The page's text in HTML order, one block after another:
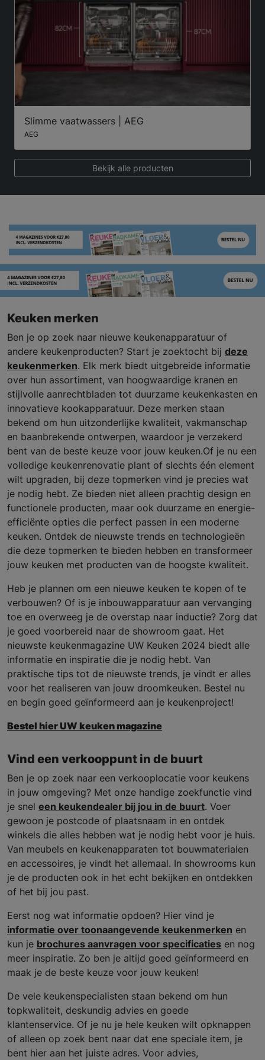
Slimme vaatwassers | AEG
AEG
Bekijk alle producten
Keuken merken
Ben je op zoek naar nieuwe keukenapparatuur of
andere keukenproducten? Start je zoektocht bij deze
keukenmerken. Elk merk biedt uitgebreide informatie
over hun assortiment, van hoogwaardige kranen en
stijlvolle aanrechtbladen tot duurzame keukenkasten en
innovatieve kookapparatuur. Deze merken staan
bekend om hun uitzonderlijke kwaliteit, vakmanschap
en baanbrekende ontwerpen, waardoor je verzekerd
bent van de beste keuze voor jouw keuken.Of je nu een
volledige keukenrenovatie plant of slechts één element
wilt upgraden, bij deze topmerken vind je precies wat
je nodig hebt. Ze bieden niet alleen prachtig design en
functionele producten, maar ook duurzame en energie-
efficiënte opties die perfect passen in een moderne
keuken. Ontdek de nieuwste trends en technologieën
die deze topmerken te bieden hebben en transformeer
jouw keuken met producten van de hoogste kwaliteit.
Heb je plannen om een nieuwe keuken te kopen of te
verbouwen? Of is je inbouwapparatuur aan vervanging
toe en overweeg je de overstap naar inductie? Zorg dat
je goed voorbereid naar de showroom gaat. Het
nieuwste keukenmagazine UW Keuken 2024 biedt alle
informatie en inspiratie die je nodig hebt. Van
praktische tips tot de nieuwste trends, je vindt er alles
voor het realiseren van jouw droomkeuken. Bestel nu
en begin goed geïnformeerd aan je keukenproject!
Bestel hier UW keuken magazine
Vind een verkooppunt in de buurt
Ben je op zoek naar een verkooplocatie voor keukens
in jouw omgeving? Met onze handige zoekfunctie vind
je snel een keukendealer bij jou in de buurt. Voer
gewoon je postcode of plaatsnaam in en ontdek
winkels die alles hebben wat je nodig hebt voor je huis.
Van meubels en keukenapparaten tot bouwmaterialen
en accessoires, je vindt het allemaal. In showrooms kun
je de producten ook in het echt bekijken en ontdekken
of het bij jou past.
Eerst nog wat informatie opdoen? Hier vind je
informatie over toonaangevende keukenmerken en
kun je brochures aanvragen voor specificaties en nog
meer inspiratie. Zo ben je altijd goed geïnformeerd en
maak je de beste keuze voor jouw keuken!
De vele keukenspecialisten staan bekend om hun
topkwaliteit, deskundig advies en goede
klantenservice. Of je nu je hele keuken wilt opknappen
of alleen op zoek bent naar dat ene speciale item, je
bent hier aan het juiste adres. Voor advies,